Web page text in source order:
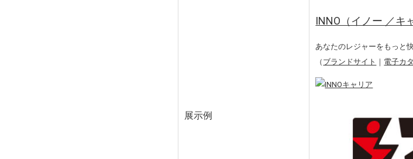
展示例
INNO（イノー ／キ
あなたのレジャーをもっと
（ ブランドサイト ｜ 電子カ